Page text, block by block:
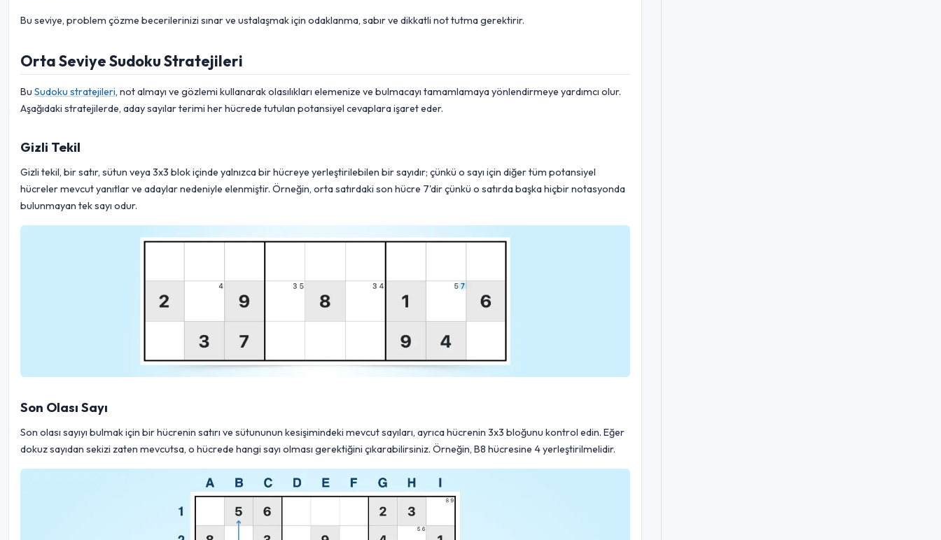
Bu seviye, problem çözme becerilerinizi sınar ve ustalaşmak için odaklanma, sabır ve dikkatli not tutma gerektirir.
Orta Seviye Sudoku Stratejileri
Bu Sudoku stratejileri, not almayı ve gözlemi kullanarak olasılıkları elemenize ve bulmacayı tamamlamaya yönlendirmeye yardımcı olur.
Aşağıdaki stratejilerde, aday sayılar terimi her hücrede tutulan potansiyel cevaplara işaret eder.
Gizli Tekil
Gizli tekil, bir satır, sütun veya 3x3 blok içinde yalnızca bir hücreye yerleştirilebilen bir sayıdır; çünkü o sayı için diğer tüm potansiyel
hücreler mevcut yanıtlar ve adaylar nedeniyle elenmiştir. Örneğin, orta satırdaki son hücre 7'dir çünkü o satırda başka hiçbir notasyonda
bulunmayan tek sayı odur.
Son Olası Sayı
Son olası sayıyı bulmak için bir hücrenin satırı ve sütununun kesişimindeki mevcut sayıları, ayrıca hücrenin 3x3 bloğunu kontrol edin. Eğer
dokuz sayıdan sekizi zaten mevcutsa, o hücrede hangi sayı olması gerektiğini çıkarabilirsiniz. Örneğin, B8 hücresine 4 yerleştirilmelidir.